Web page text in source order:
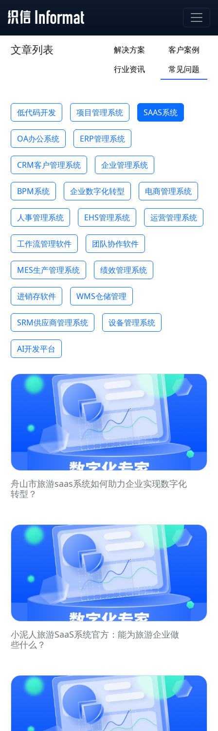
文章列表 解决方案
客户案例
行业资讯
常见问题
低代码开发 项目管理系统 SAAS系统
OA办公系统 ERP管理系统
CRM客户管理系统 企业管理系统
BPM系统 企业数字化转型 电商管理系统
人事管理系统 EHS管理系统 运营管理系统
工作流管理软件 团队协作软件
MES生产管理系统 绩效管理系统
进销存软件 WMS仓储管理
SRM供应商管理系统 设备管理系统
AI开发平台
舟山市旅游saas系统如何助力企业实现数字化
转型？
小泥人旅游SaaS系统官方：能为旅游企业做
些什么？